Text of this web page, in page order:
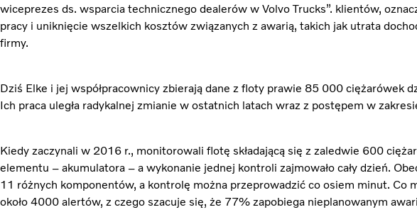
wiceprezes ds. wsparcia technicznego dealerów w Volvo Trucks”. klientów,
pracy i uniknięcie wszelkich kosztów związanych z awarią, takich jak utrata
firmy.
Dziś Elke i jej współpracownicy zbierają dane z floty prawie 85 000 ciężarówek
Ich praca uległa radykalnej zmianie w ostatnich latach wraz z postępem w
Kiedy zaczynali w 2016 r., monitorowali flotę składającą się z zaledwie 600
elementu – akumulatora – a wykonanie jednej kontroli zajmowało cały dzień.
11 różnych komponentów, a kontrolę można przeprowadzić co osiem minut. Co
około 4000 alertów, z czego szacuje się, że 77% zapobiega nieplanowanym